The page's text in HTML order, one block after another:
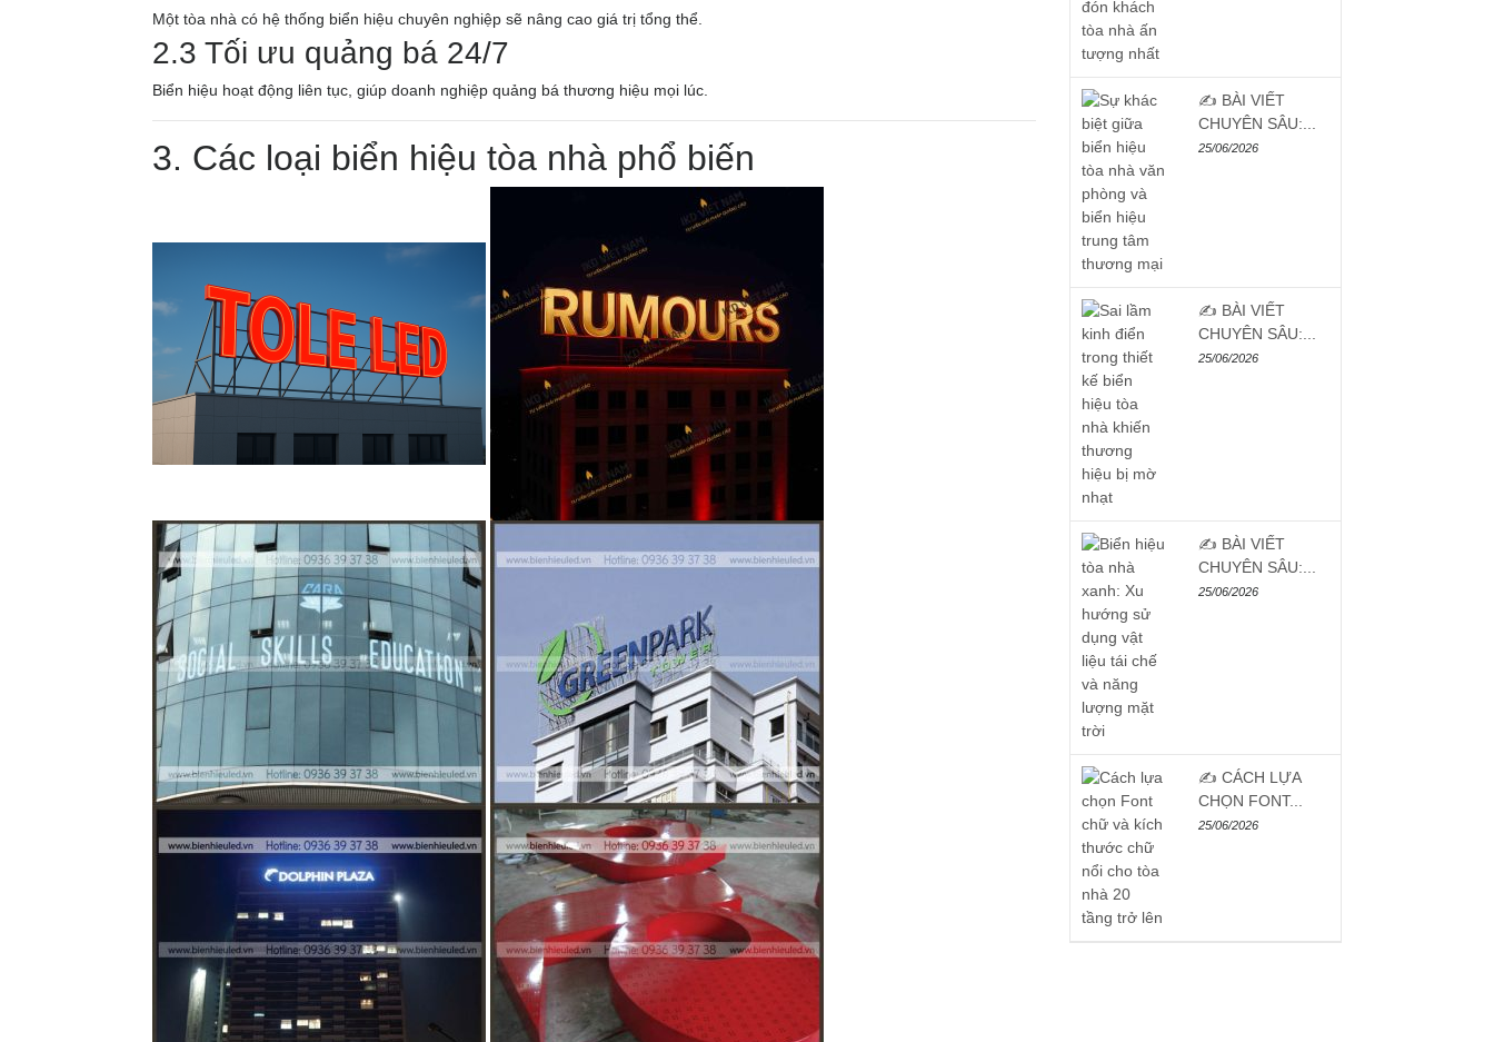
Một tòa nhà có hệ thống biển hiệu chuyên nghiệp sẽ nâng cao giá trị tổng thể.
2.3 Tối ưu quảng bá 24/7
Biển hiệu hoạt động liên tục, giúp doanh nghiệp quảng bá thương hiệu mọi lúc.
3. Các loại biển hiệu tòa nhà phổ biến
✍️ BÀI VIẾT
CHUYÊN SÂU:...
25/06/2026
✍️ BÀI VIẾT
CHUYÊN SÂU:...
25/06/2026
✍️ BÀI VIẾT
CHUYÊN SÂU:...
25/06/2026
✍️ CÁCH LỰA
CHỌN FONT...
25/06/2026